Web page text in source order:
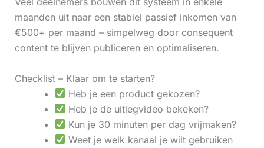
maanden uit naar een stabiel passief inkomen van
€500+ per maand – simpelweg door consequent
content te blijven publiceren en optimaliseren.
Checklist – Klaar om te starten?
Heb je een product gekozen?
Heb je de uitlegvideo bekeken?
Kun je 30 minuten per dag vrijmaken?
Weet je welk kanaal je wilt gebruiken